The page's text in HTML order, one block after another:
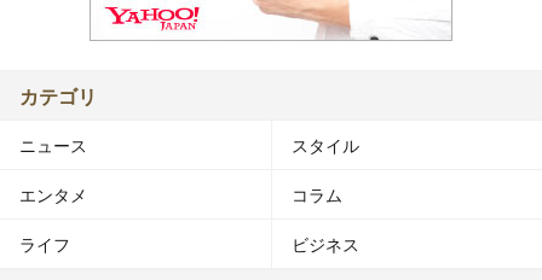
カテゴリ
ニュース スタイル
エンタメ コラム
ライフ ビジネス